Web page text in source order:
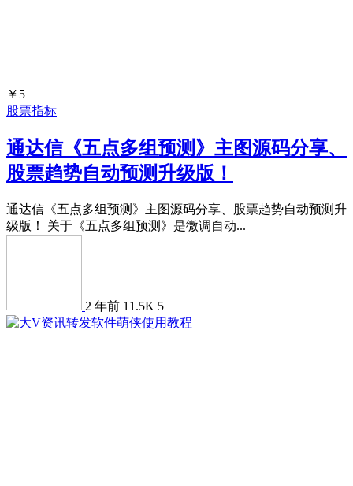
￥5
股票指标
通达信《五点多组预测》主图源码分享、
股票趋势自动预测升级版！
通达信《五点多组预测》主图源码分享、股票趋势自动预测升
级版！ 关于《五点多组预测》是微调自动...
2 年前 11.5K 5